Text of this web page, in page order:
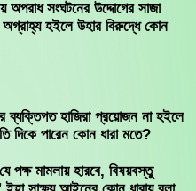
অপরাধ সংঘটনের উদ্দোগের সাজা
হইলে উহার বিরুদ্ধে কোন
ব্যক্তিগত হাজিরা প্রয়োজন না হইলে
দিকে পারেন কোন ধারা মতে?
পক্ষ মামলায় হারবে, বিষয়বস্তু